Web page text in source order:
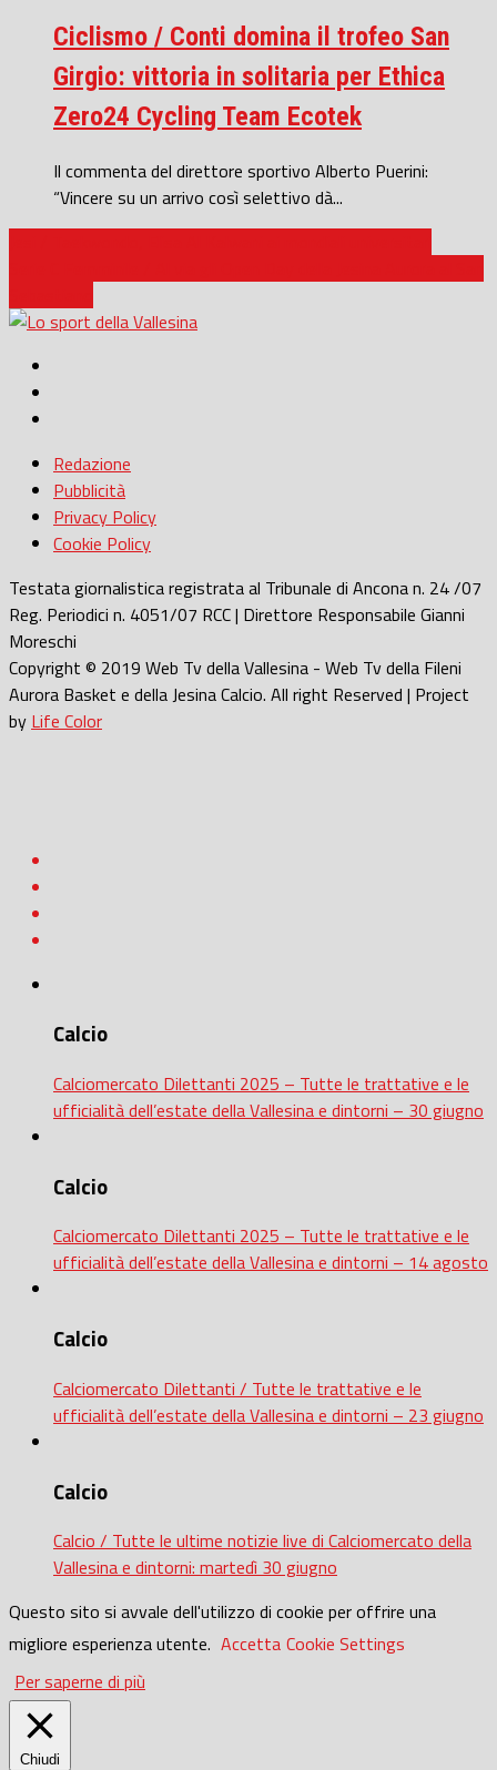
Ciclismo / Conti domina il trofeo San
Girgio: vittoria in solitaria per Ethica
Zero24 Cycling Team Ecotek
Il commenta del direttore sportivo Alberto Puerini:
“Vincere su un arrivo così selettivo dà...
Redazione
Pubblicità
Privacy Policy
Cookie Policy
Testata giornalistica registrata al Tribunale di Ancona n. 24 /07
Reg. Periodici n. 4051/07 RCC | Direttore Responsabile Gianni
Moreschi
Copyright © 2019 Web Tv della Vallesina - Web Tv della Fileni
Aurora Basket e della Jesina Calcio. All right Reserved | Project
by Life Color
Calcio
Calciomercato Dilettanti 2025 – Tutte le trattative e le
ufficialità dell’estate della Vallesina e dintorni – 30 giugno
Calcio
Calciomercato Dilettanti 2025 – Tutte le trattative e le
ufficialità dell’estate della Vallesina e dintorni – 14 agosto
Calcio
Calciomercato Dilettanti / Tutte le trattative e le
ufficialità dell’estate della Vallesina e dintorni – 23 giugno
Calcio
Calcio / Tutte le ultime notizie live di Calciomercato della
Vallesina e dintorni: martedì 30 giugno
Questo sito si avvale dell'utilizzo di cookie per offrire una
migliore esperienza utente. Accetta Cookie Settings
Per saperne di più
Chiudi